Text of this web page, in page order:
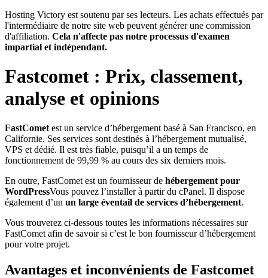
Hosting Victory est soutenu par ses lecteurs. Les achats effectués par
l'intermédiaire de notre site web peuvent générer une commission
d'affiliation. Cela n'affecte pas notre processus d'examen
impartial et indépendant.
Fastcomet : Prix, classement,
analyse et opinions
FastComet est un service d’hébergement basé à San Francisco, en
Californie. Ses services sont destinés à l’hébergement mutualisé,
VPS et dédié. Il est très fiable, puisqu’il a un temps de
fonctionnement de 99,99 % au cours des six derniers mois.
En outre, FastComet est un fournisseur de hébergement pour
WordPressVous pouvez l’installer à partir du cPanel. Il dispose
également d’un un large éventail de services d’hébergement.
Vous trouverez ci-dessous toutes les informations nécessaires sur
FastComet afin de savoir si c’est le bon fournisseur d’hébergement
pour votre projet.
Avantages et inconvénients de Fastcomet